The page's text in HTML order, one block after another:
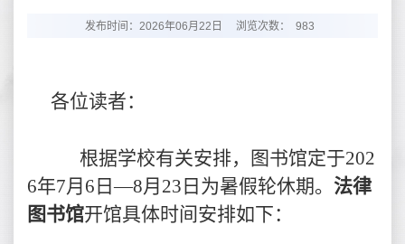
发布时间：2026年06月22日 浏览次数： 983
各位读者：
根据学校有关安排，图书馆定于202
6年7月6日—8月23日为暑假轮休期。 法律
图书馆开馆具体时间安排如下：